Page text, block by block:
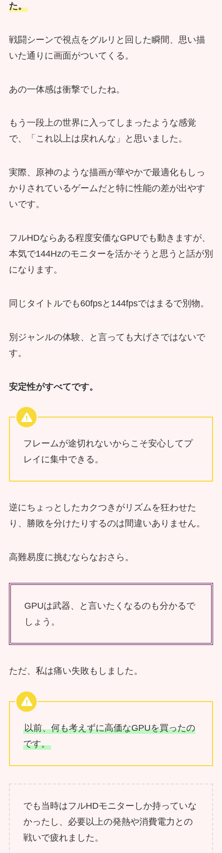
た。
戦闘シーンで視点をグルリと回した瞬間、思い描
いた通りに画面がついてくる。
あの一体感は衝撃でしたね。
もう一段上の世界に入ってしまったような感覚
で、「これ以上は戻れんな」と思いました。
実際、原神のような描画が華やかで最適化もしっ
かりされているゲームだと特に性能の差が出やす
いです。
フルHDならある程度安価なGPUでも動きますが、
本気で144Hzのモニターを活かそうと思うと話が別
になります。
同じタイトルでも60fpsと144fpsではまるで別物。
別ジャンルの体験、と言っても大げさではないで
す。
安定性がすべてです。
フレームが途切れないからこそ安心してプ
レイに集中できる。
逆にちょっとしたカクつきがリズムを狂わせた
り、勝敗を分けたりするのは間違いありません。
高難易度に挑むならなおさら。
GPUは武器、と言いたくなるのも分かるで
しょう。
ただ、私は痛い失敗もしました。
以前、何も考えずに高価なGPUを買ったの
です。
でも当時はフルHDモニターしか持っていな
かったし、必要以上の発熱や消費電力との
戦いで疲れました。